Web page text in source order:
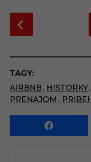
o
t
P
a
g
i
n
a
TAGY:
AIRBNB, HISTORKY,
PRENAJOM ,